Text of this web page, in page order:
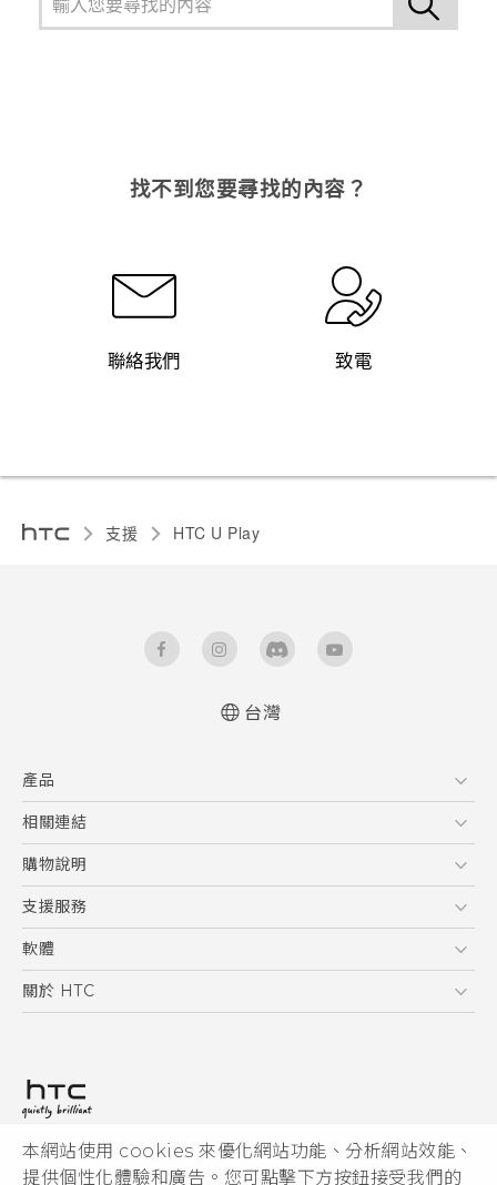
本網站使用 cookies 來優化網站功能、分析網站效能、
提供個性化體驗和廣告。您可點擊下方按鈕接受我們的
找不到您要尋找的內容？
聯絡我們 致電
支援 HTC U Play‎
台灣
產品
5G
智慧型手機
配件
相關連結
HTC Research
購物說明
購物須知
訂單管理
付款方式
支援服務
到府收送維修服務
服務中心資訊
客戶服務佈告欄
軟體
應用程式
HTC Sync Manager
關於 HTC
投資人
隱私權政策
© 2011-2026 HTC Corporation